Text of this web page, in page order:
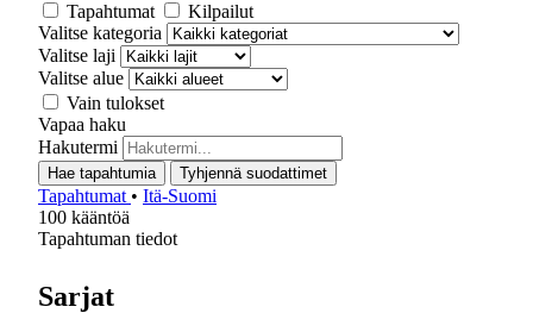
Tapahtumat
Kilpailut
Valitse kategoria
Valitse laji
Valitse alue
Vain tulokset
Vapaa haku
Hakutermi
Hae tapahtumia Tyhjennä suodattimet
Tapahtumat • Itä-Suomi
100 kääntöä
Tapahtuman tiedot
Sarjat